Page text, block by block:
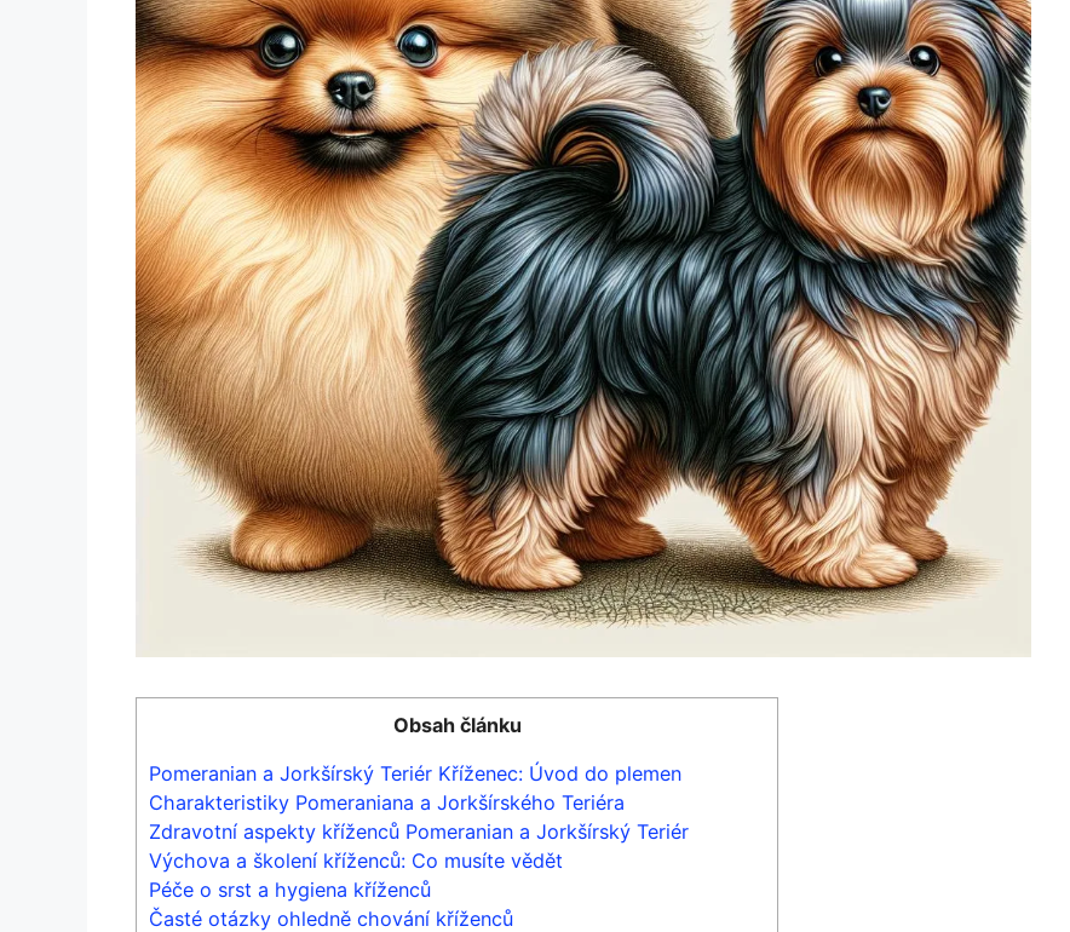
Obsah článku
Pomeranian a Jorkšírský Teriér Kříženec: Úvod do plemen
Charakteristiky Pomeraniana a Jorkšírského Teriéra
Zdravotní aspekty kříženců Pomeranian a Jorkšírský Teriér
Výchova a školení kříženců: Co musíte vědět
Péče o srst a hygiena kříženců
Časté otázky ohledně chování kříženců